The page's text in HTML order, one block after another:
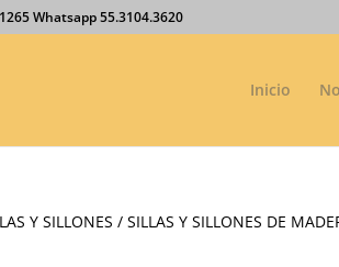
Whatsapp 55.3104.3620
Inicio
Y SILLONES /SILLAS Y SILLONES DE